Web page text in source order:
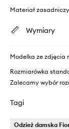
Materiał
Wymiary
Modelka ze zdjęcia
Rozmiarówka
Zalecamy wybór
Tagi
Odzież damska